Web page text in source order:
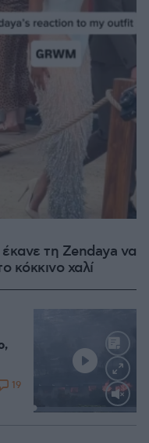
τη Zendaya να
κόκκινο χαλί
19